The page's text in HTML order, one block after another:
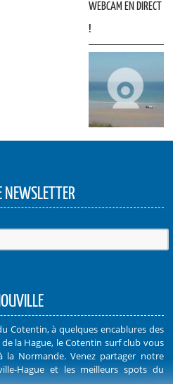
WEBCAM EN DIRECT
!
NEWSLETTER
Cotentin, à quelques encablures des
la Hague, le Cotentin surf club vous
Normande. Venez partager notre
Hague et les meilleurs spots du